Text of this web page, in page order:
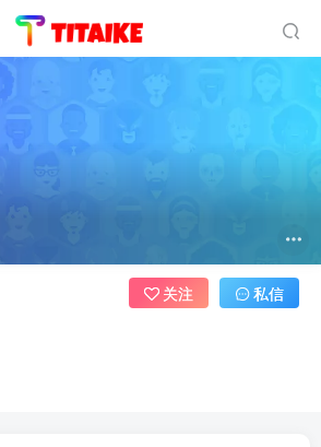
关注 私信